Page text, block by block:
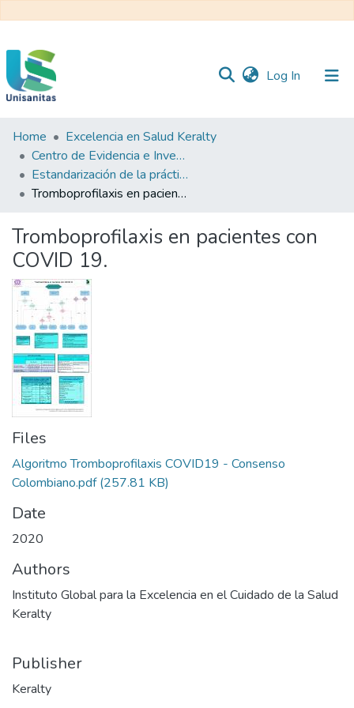
Log In (current)
Inicio
Web
Unisanitas
Web
Biblioteca
Home
Excelencia en Salud Keralty
Centro de Evidencia e Investigación para las Decisiones en Salud – CEIDS
Estandarización de la práctica clínica
Tromboprofilaxis en pacientes con COVID 19.
Tromboprofilaxis en pacientes con
COVID 19.
Files
Algoritmo Tromboprofilaxis COVID19 - Consenso
Colombiano.pdf(257.81 KB)
Date
2020
Authors
Instituto Global para la Excelencia en el Cuidado de la Salud
Keralty
Publisher
Keralty